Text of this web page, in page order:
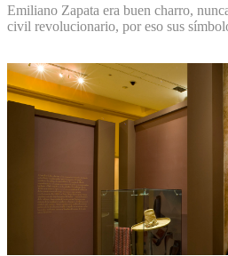
Emiliano Zapata era buen charro,
civil revolucionario, por eso sus